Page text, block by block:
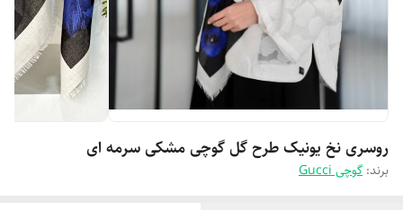
روسری نخ یونیک طرح گل گوچی مشکی سرمه ای
برند: گوچی Gucci